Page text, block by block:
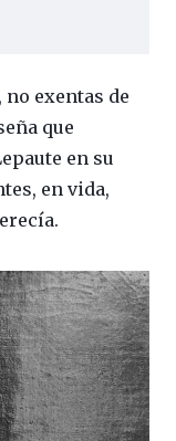
exentas de
que
en su
en vida,